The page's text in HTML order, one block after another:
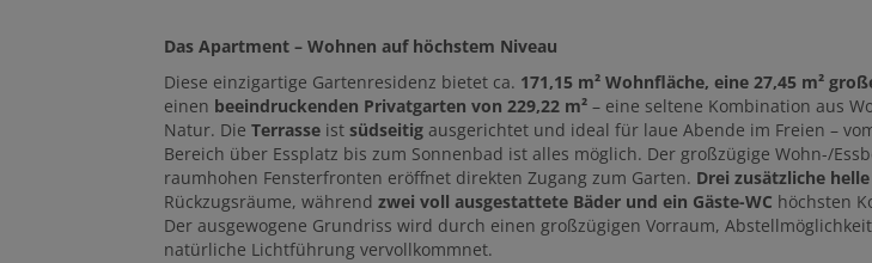
Das Apartment – Wohnen auf höchstem Niveau
Diese einzigartige Gartenresidenz bietet ca. 171,15 m² Wohnfläche, eine 27,45 m²
einen beeindruckenden Privatgarten von 229,22 m² – eine seltene Kombination aus
Natur. Die Terrasse ist südseitig ausgerichtet und ideal für laue Abende im Freien –
Bereich über Essplatz bis zum Sonnenbad ist alles möglich. Der großzügige Wohn-/
raumhohen Fensterfronten eröffnet direkten Zugang zum Garten. Drei zusätzliche
Rückzugsräume, während zwei voll ausgestattete Bäder und ein Gäste-WC höchsten
Der ausgewogene Grundriss wird durch einen großzügigen Vorraum,
natürliche Lichtführung vervollkommnet.